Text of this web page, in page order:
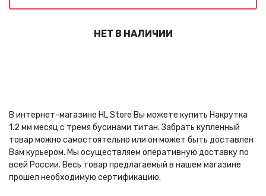
НЕТ В НАЛИЧИИ
В интернет-магазине HL Store Вы можете купить Накрутка
1.2 мм месяц с тремя бусинами титан. Забрать купленный
товар можно самостоятельно или он может быть доставлен
Вам курьером. Мы осуществляем оперативную доставку по
всей России. Весь товар предлагаемый в нашем магазине
прошел необходимую сертификацию.